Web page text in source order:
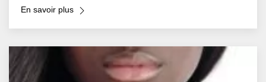
En savoir plus